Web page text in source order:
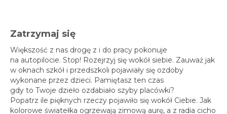
Zatrzymaj się
Większość z nas drogę z i do pracy pokonuje
na autopilocie. Stop! Rozejrzyj się wokół siebie. Zauważ jak
w oknach szkół i przedszkoli pojawiały się ozdoby
wykonane przez dzieci. Pamiętasz ten czas
gdy to Twoje dzieło ozdabiało szyby placówki?
Popatrz ile pięknych rzeczy pojawiło się wokół Ciebie. Jak
kolorowe światełka ogrzewają zimową aurę, a z radia cicho